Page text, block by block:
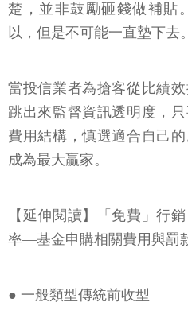
楚，並非鼓勵砸錢做補貼
以，但是不可能一直墊下去
當投信業者為搶客從比績
跳出來監督資訊透明度，
費用結構，慎選適合自己
成為最大贏家。
【延伸閱讀】「免費」行
率—基金申購相關費用與罰
● 一般類型傳統前收型